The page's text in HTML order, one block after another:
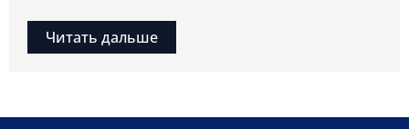
Читать дальше